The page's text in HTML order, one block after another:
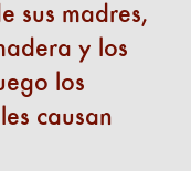
sus madres,
y los
los
causan